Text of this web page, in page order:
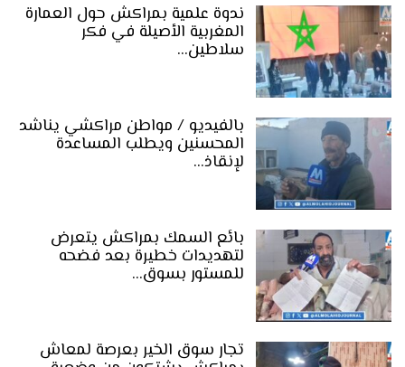
ندوة علمية بمراكش حول العمارة
المغربية الأصيلة في فكر
سلاطين…
بالفيديو / مواطن مراكشي يناشد
المحسنين ويطلب المساعدة
لإنقاذ…
بائع السمك بمراكش يتعرض
لتهديدات خطيرة بعد فضحه
للمستور بسوق…
تجار سوق الخير بعرصة لمعاش